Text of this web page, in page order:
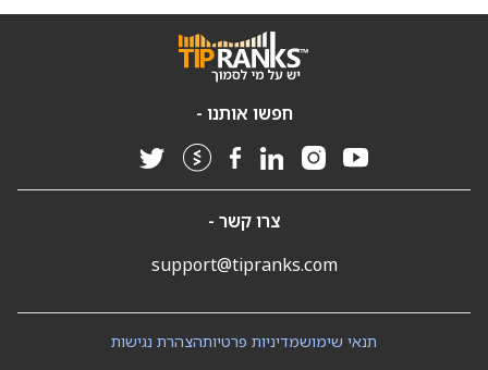
חפשו אותנו -
צרו קשר -
support@tipranks.com
הצהרת נגישותמדיניות פרטיותתנאי שימוש